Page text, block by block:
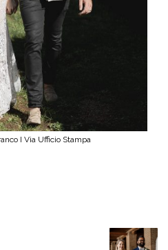
I Via Ufficio Stampa